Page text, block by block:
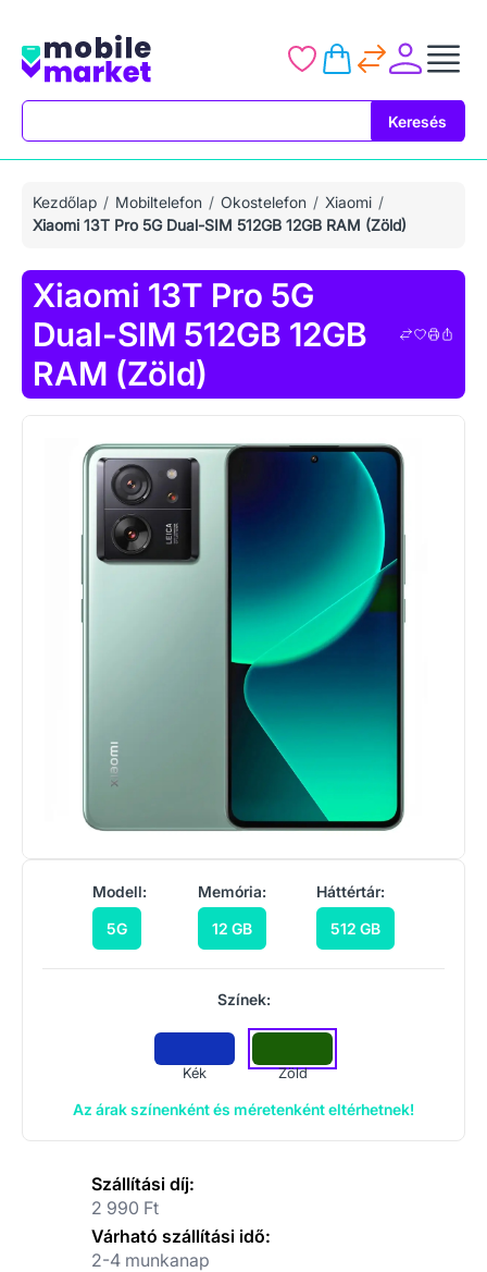
Keresés
Kezdőlap Mobiltelefon Okostelefon
Xiaomi
Xiaomi 13T Pro 5G Dual-SIM 512GB 12GB RAM (Zöld)
Xiaomi 13T Pro 5G
Dual-SIM 512GB 12GB
RAM (Zöld)
Modell:
5G
Memória:
12 GB
Háttértár:
512 GB
Színek:
Kék Zöld
Az árak színenként és méretenként eltérhetnek!
Szállítási díj:
2 990 Ft
Várható szállítási idő:
2-4 munkanap